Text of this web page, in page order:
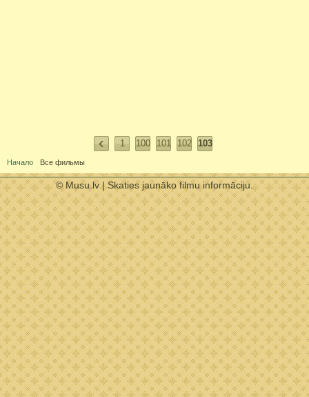
1 100 101 102 103
Начало Все фильмы
© Musu.lv | Skaties jaunāko filmu informāciju.